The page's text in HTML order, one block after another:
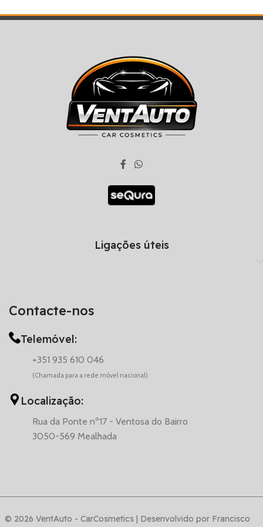
Contacte-nos
Telemóvel:
+351 935 610 046
(Chamada para a rede móvel nacional)
Localização:
Rua da Ponte nº17 - Ventosa do Bairro
3050-569 Mealhada
Ligações úteis
© 2026 VentAuto - CarCosmetics | Desenvolvido por Francisco